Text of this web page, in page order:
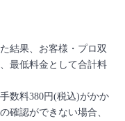
結果、お客様・プロ双
最低料金として合計料
数料380円(税込)がかか
確認ができない場合、